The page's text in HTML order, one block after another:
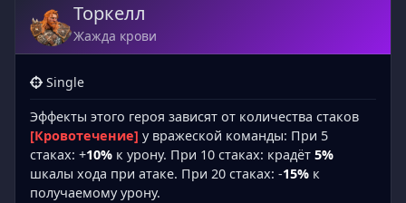
Торкелл
Жажда крови
Single
Эффекты этого героя зависят от количества стаков
[Кровотечение] у вражеской команды: При 5
стаках: +10% к урону. При 10 стаках: крадёт 5%
шкалы хода при атаке. При 20 стаках: -15% к
получаемому урону.